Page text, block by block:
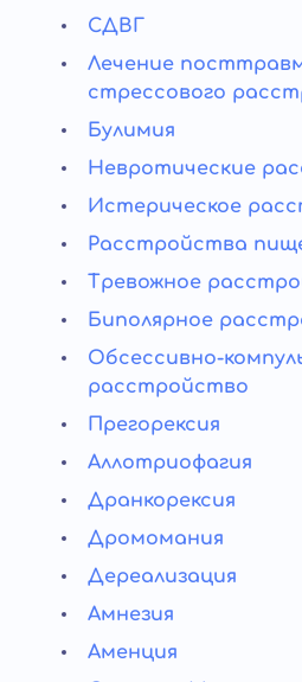
СДВГ
Лечение
стрессового
Булимия
Невротические
Истерическое
Расстройства
Тревожное
Биполярное
Обсессивно-
расстройство
Прегорексия
Аллотриофагия
Дранкорексия
Дромомания
Дереализация
Амнезия
Аменция